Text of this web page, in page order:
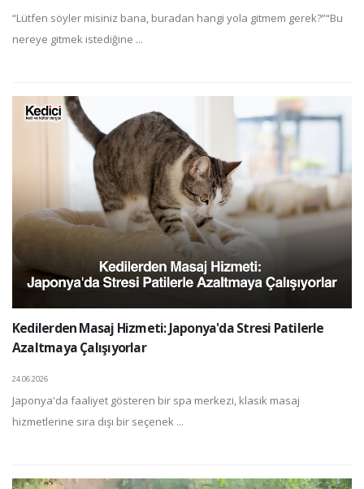
“Lütfen söyler misiniz bana, buradan hangi yola gitmem gerek?”“Bu
nereye gitmek istediğine ...
Kedilerden Masaj Hizmeti: Japonya'da Stresi Patilerle
Azaltmaya Çalışıyorlar
24.06.2026
Japonya'da faaliyet gösteren bir spa merkezi, klasik masaj
hizmetlerine sıra dışı bir seçenek ...